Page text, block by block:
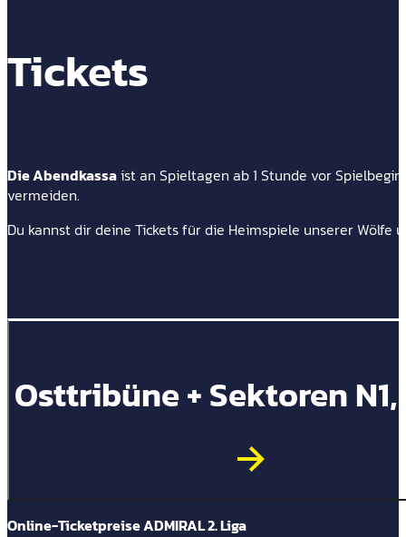
Tickets
Die Abendkassaist an Spieltagen ab 1 Stunde vor
vermeiden.
Du kannst dir deine Tickets für die Heimspiele unserer Wölfe
Osttribüne + Sektoren
Online-Ticketpreise ADMIRAL 2. Liga